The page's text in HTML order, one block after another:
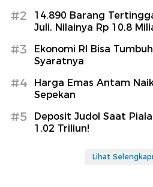
#2
14.890 Barang
Juli, Nilainya Rp 10,8
#3
Ekonomi RI Bisa
Syaratnya
#4
Harga Emas Antam
Sepekan
#5
Deposit Judol Saat
1,02 Triliun!
Lihat